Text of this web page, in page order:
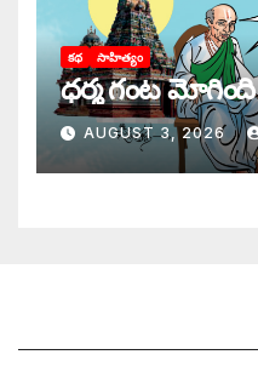
కథ సాహిత్యం
ధర్మ గంట మోగింది
AUGUST 3, 2026